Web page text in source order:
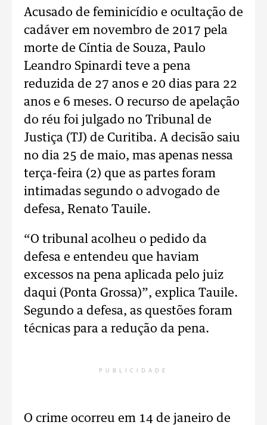
Acusado de feminicídio e ocultação de
cadáver em novembro de 2017 pela
morte de Cíntia de Souza, Paulo
Leandro Spinardi teve a pena
reduzida de 27 anos e 20 dias para 22
anos e 6 meses. O recurso de apelação
do réu foi julgado no Tribunal de
Justiça (TJ) de Curitiba. A decisão saiu
no dia 25 de maio, mas apenas nessa
terça-feira (2) que as partes foram
intimadas segundo o advogado de
defesa, Renato Tauile.
“O tribunal acolheu o pedido da
defesa e entendeu que haviam
excessos na pena aplicada pelo juiz
daqui (Ponta Grossa)”, explica Tauile.
Segundo a defesa, as questões foram
técnicas para a redução da pena.
PUBLICIDADE
O crime ocorreu em 14 de janeiro de